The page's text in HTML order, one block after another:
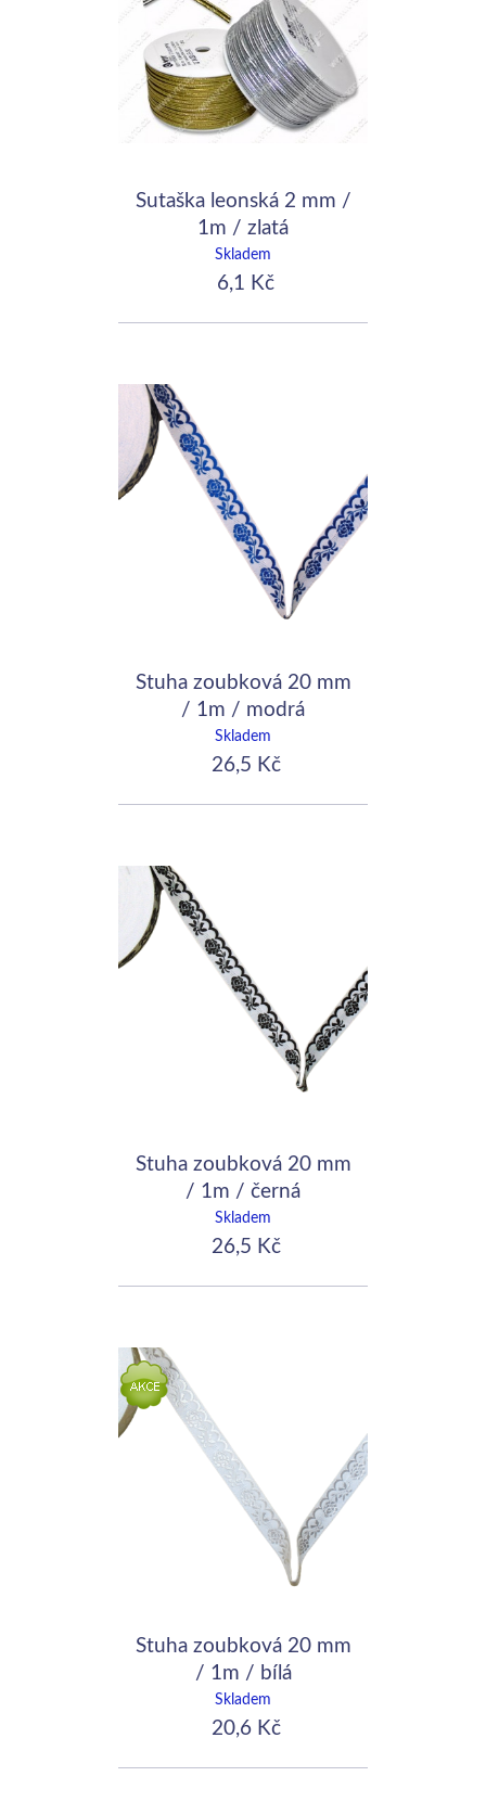
Sutaška leonská 2 mm /
1m / zlatá
Skladem
6,1 Kč
Stuha zoubková 20 mm
/ 1m / modrá
Skladem
26,5 Kč
Stuha zoubková 20 mm
/ 1m / černá
Skladem
26,5 Kč
Stuha zoubková 20 mm
/ 1m / bílá
Skladem
20,6 Kč